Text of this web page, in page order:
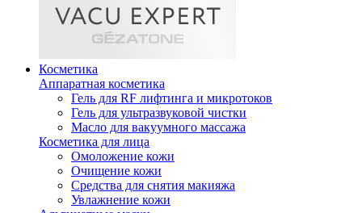
Косметика
Аппаратная косметика
Гель для RF лифтинга и микротоков
Гель для ультразвуковой чистки
Масло для вакуумного массажа
Косметика для лица
Омоложение кожи
Очищение кожи
Средства для снятия макияжа
Увлажнение кожи